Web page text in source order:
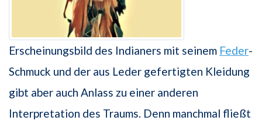
Erscheinungsbild des Indianers mit seinem Feder-
Schmuck und der aus Leder gefertigten Kleidung
gibt aber auch Anlass zu einer anderen
Interpretation des Traums. Denn manchmal fließt